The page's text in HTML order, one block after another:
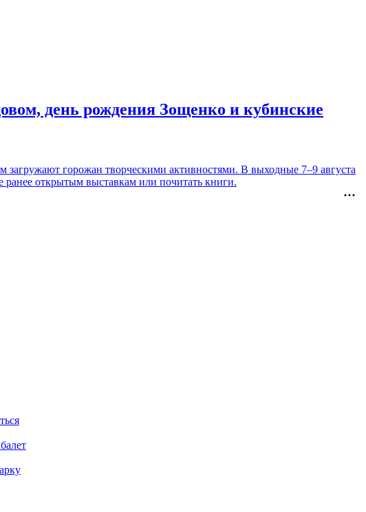
день рождения Зощенко и кубинские
горожан творческими активностями. В выходные 7–9 августа
открытым выставкам или почитать книги.